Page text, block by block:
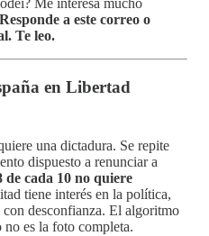
Responde a este correo o
Te leo.
en Libertad
una dictadura. Se repite
dispuesto a renunciar a
de cada 10 no quiere
tiene interés en la política,
desconfianza. El algoritmo
es la foto completa.